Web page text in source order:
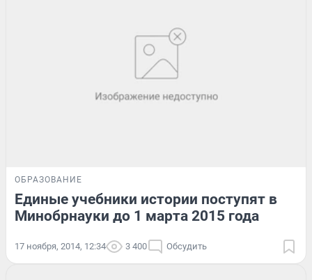
ОБРАЗОВАНИЕ
Единые учебники истории поступят в
Минобрнауки до 1 марта 2015 года
17 ноября, 2014, 12:34 3 400 Обсудить